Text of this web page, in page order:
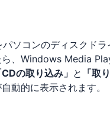
ソコンのディスクドラ
ら、Windows Media
CDの取り込み」 と 「取
動的に表示されます。